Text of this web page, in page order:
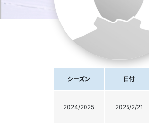
シーズン 日付
2024/2025 2025/2/21